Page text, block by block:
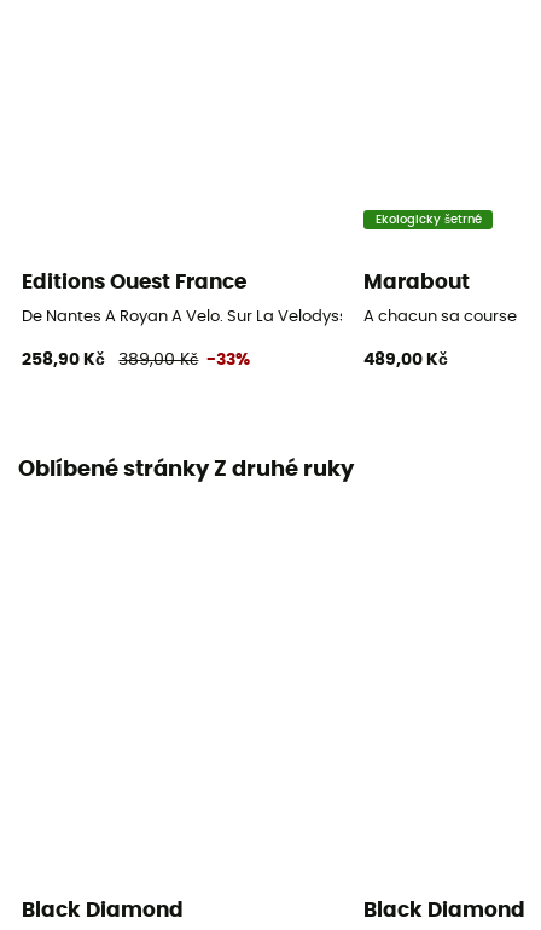
Editions Ouest France
De Nantes A Royan A Velo. Sur La Velodyssee
258,90 Kč 389,00 Kč -33%
Ekologicky šetrné
Marabout
A chacun sa course
489,00 Kč
Oblíbené stránky Z druhé ruky
Black Diamond Black Diamond